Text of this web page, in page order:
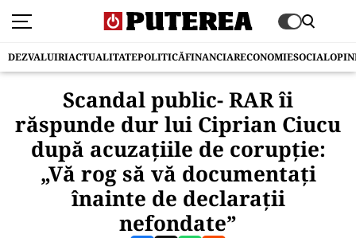
DEZVALUIRIACTUALITATEPOLITICĂFINANCIARECONOMIESOCIAL
Scandal public- RAR îi
răspunde dur lui Ciprian Ciucu
după acuzațiile de corupție:
„Vă rog să vă documentați
înainte de declarații
nefondate”